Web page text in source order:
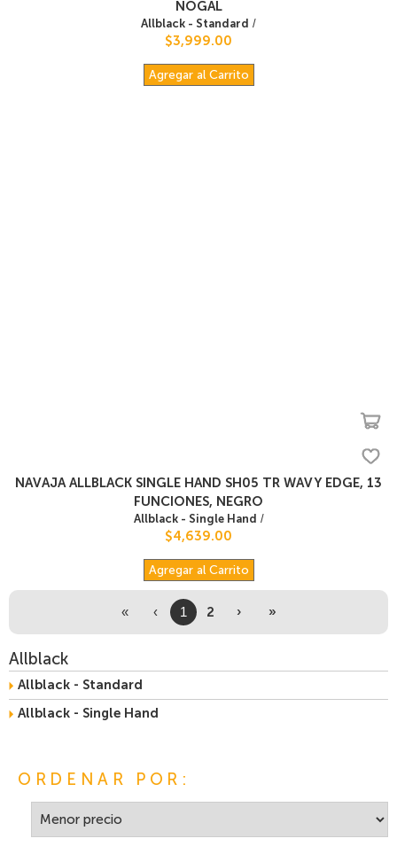
NOGAL
Allblack - Standard /
$3,999.00
Agregar al Carrito
NAVAJA ALLBLACK SINGLE HAND SH05 TR WAVY EDGE, 13
FUNCIONES, NEGRO
Allblack - Single Hand /
$4,639.00
Agregar al Carrito
« ‹ 1 2 › »
Allblack
Allblack - Standard
Allblack - Single Hand
ORDENAR POR: